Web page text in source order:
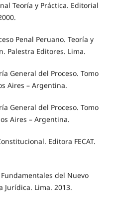
Teoría y Práctica. Editorial
Penal Peruano. Teoría y
Palestra Editores. Lima.
General del Proceso. Tomo
Aires – Argentina.
General del Proceso. Tomo
Aires – Argentina.
Editora FECAT.
del Nuevo
Jurídica. Lima. 2013.